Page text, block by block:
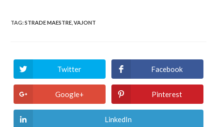
TAG:STRADE MAESTRE VAJONT
Twitter Facebook
Google+ Pinterest
LinkedIn